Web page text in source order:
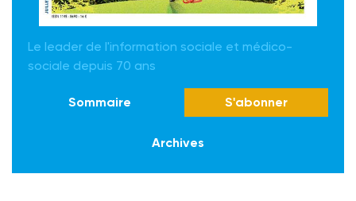
Le leader de l'information sociale et médico-
sociale depuis 70 ans
Sommaire S'abonner
Archives